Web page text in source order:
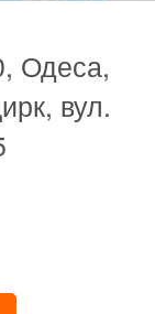
Одеса,
вул.